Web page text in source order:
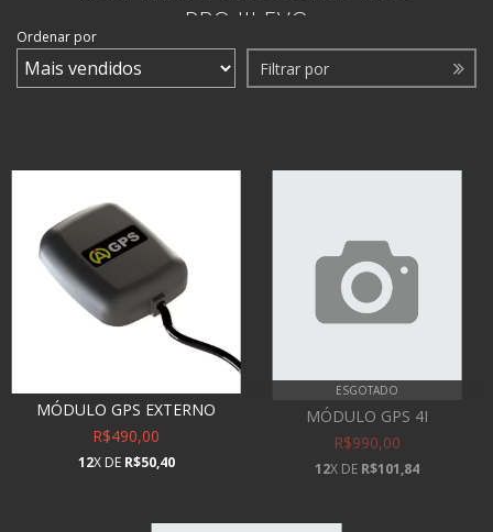
PRO III EVO
Ordenar por
Filtrar por
MÓDULO GPS EXTERNO
R$490,00
12X DE R$50,40
ESGOTADO
MÓDULO GPS 4I
R$990,00
12X DE R$101,84